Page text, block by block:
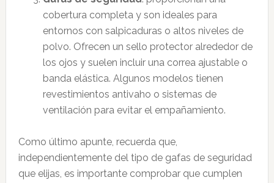
cobertura completa y son ideales para
entornos con salpicaduras o altos niveles de
polvo. Ofrecen un sello protector alrededor de
los ojos y suelen incluir una correa ajustable o
banda elástica. Algunos modelos tienen
revestimientos antivaho o sistemas de
ventilación para evitar el empañamiento.
Como último apunte, recuerda que,
independientemente del tipo de gafas de seguridad
que elijas, es importante comprobar que cumplen